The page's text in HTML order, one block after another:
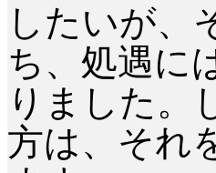
したいが、
ち、処遇に
りました。
方は、それ